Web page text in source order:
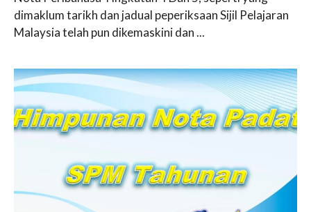
dimaklum tarikh dan jadual peperiksaan Sijil Pelajaran
Malaysia telah pun dikemaskini dan ...